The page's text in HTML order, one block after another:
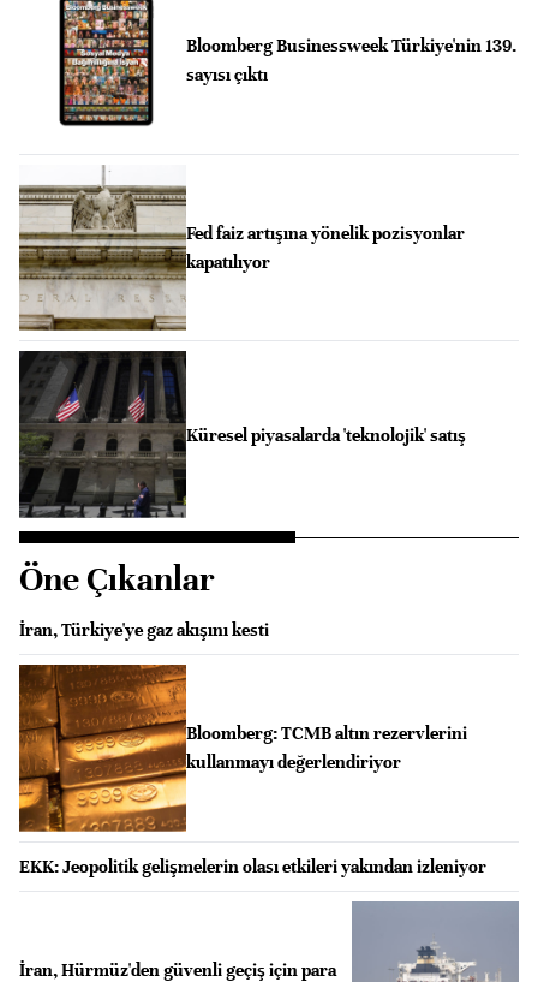
Bloomberg Businessweek Türkiye'nin 139.
sayısı çıktı
Fed faiz artışına yönelik pozisyonlar
kapatılıyor
Küresel piyasalarda 'teknolojik' satış
Öne Çıkanlar
İran, Türkiye'ye gaz akışını kesti
Bloomberg: TCMB altın rezervlerini
kullanmayı değerlendiriyor
EKK: Jeopolitik gelişmelerin olası etkileri yakından izleniyor
İran, Hürmüz'den güvenli geçiş için para